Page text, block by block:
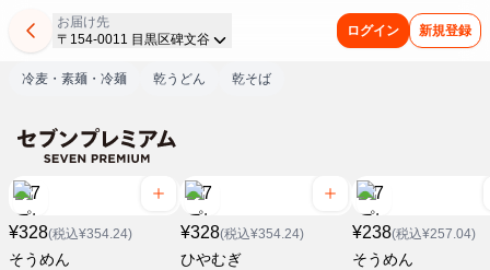
お届け先
〒154-0011 目黒区碑文谷
ログイン 新規登録
冷麦・素麺・冷麺 乾うどん 乾そば
¥328(税込¥354.24)
そうめん
¥328(税込¥354.24)
ひやむぎ
¥238(税込¥257.04)
そうめん